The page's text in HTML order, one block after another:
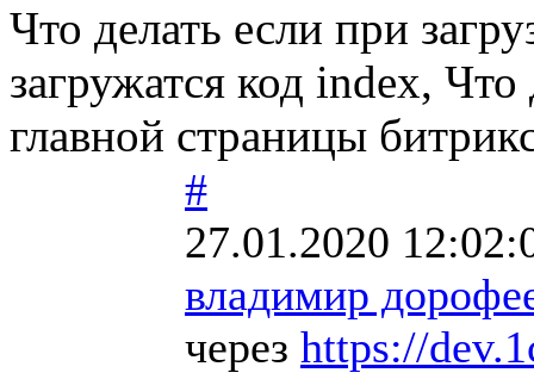
Что делать если при
загружатся код index, Что
главной страницы
#
27.01.2020
владимир
через https://